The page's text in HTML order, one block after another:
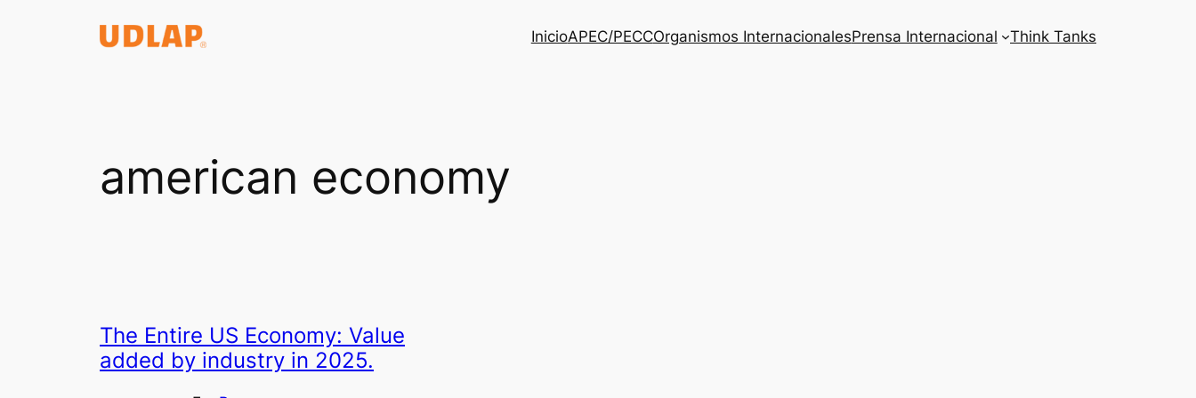
InicioAPEC/PECCOrganismos InternacionalesPrensa Internacional Think Tanks
american economy
The Entire US Economy: Value
added by industry in 2025.